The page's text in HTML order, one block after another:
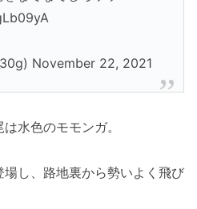
November 22, 2021
水色のモモンガ。
場し、路地裏から勢いよく飛び